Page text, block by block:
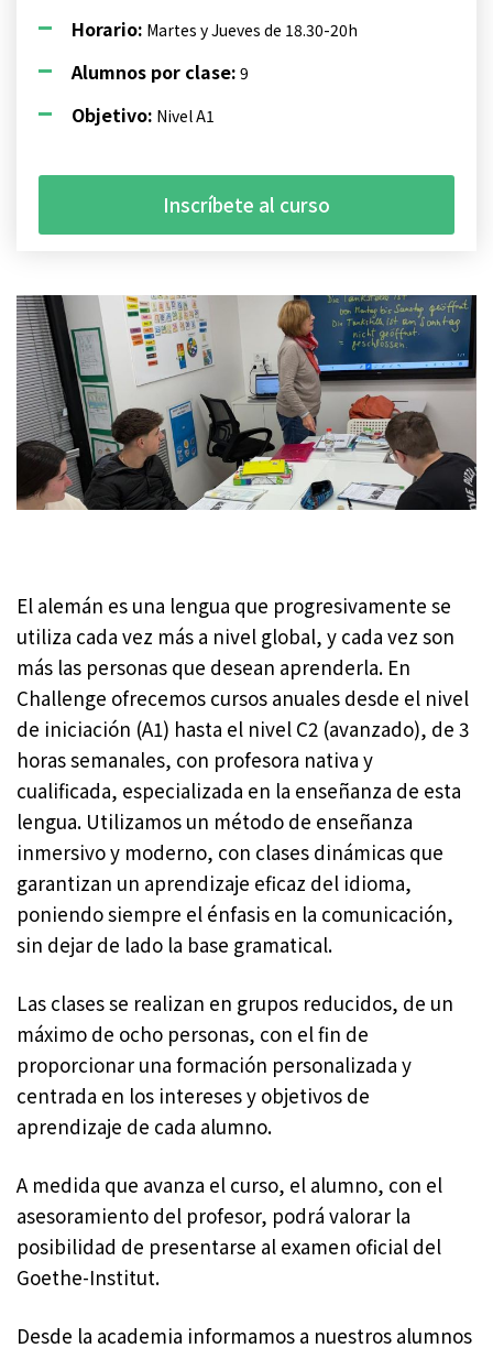
El alemán es una lengua que progresivamente se
utiliza cada vez más a nivel global, y cada vez son
más las personas que desean aprenderla. En
Challenge ofrecemos cursos anuales desde el nivel
de iniciación (A1) hasta el nivel C2 (avanzado), de 3
horas semanales, con profesora nativa y
cualificada, especializada en la enseñanza de esta
lengua. Utilizamos un método de enseñanza
inmersivo y moderno, con clases dinámicas que
garantizan un aprendizaje eficaz del idioma,
poniendo siempre el énfasis en la comunicación,
sin dejar de lado la base gramatical.
Las clases se realizan en grupos reducidos, de un
máximo de ocho personas, con el fin de
proporcionar una formación personalizada y
centrada en los intereses y objetivos de
aprendizaje de cada alumno.
A medida que avanza el curso, el alumno, con el
asesoramiento del profesor, podrá valorar la
posibilidad de presentarse al examen oficial del
Goethe-Institut.
Desde la academia informamos a nuestros alumnos
Horario: Martes y Jueves de 18.30-20h
Alumnos por clase: 9
Objetivo: Nivel A1
Inscríbete al curso